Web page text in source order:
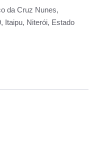
da Cruz Nunes,
Itaipu, Niterói, Estado